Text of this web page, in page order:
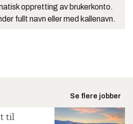
oppretting av brukerkonto.
fullt navn eller med kallenavn.
Se flere jobber
til